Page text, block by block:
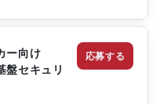
PHP/Laravel） ・デー
実装 ・機能追加に伴う仕
レビューおよび品質管
ー向け
盤セキュリ
応募する